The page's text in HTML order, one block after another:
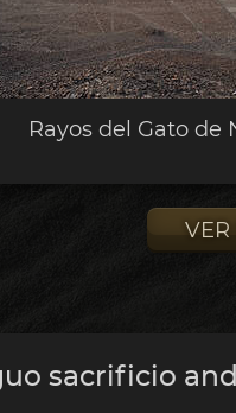
Rayos del Gato de
VER
sacrificio